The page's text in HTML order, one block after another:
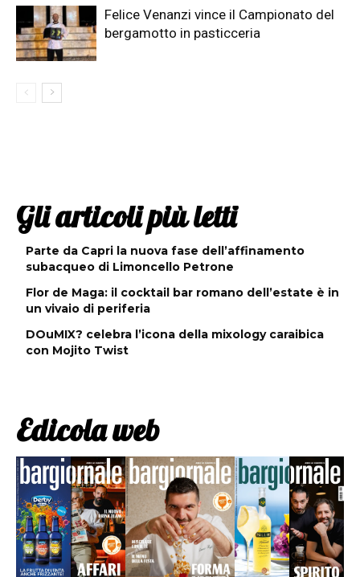
Felice Venanzi vince il Campionato del
bergamotto in pasticceria
Gli articoli più letti
Parte da Capri la nuova fase dell’affinamento
subacqueo di Limoncello Petrone
Flor de Maga: il cocktail bar romano dell’estate è in
un vivaio di periferia
DOuMIX? celebra l’icona della mixology caraibica
con Mojito Twist
Edicola web